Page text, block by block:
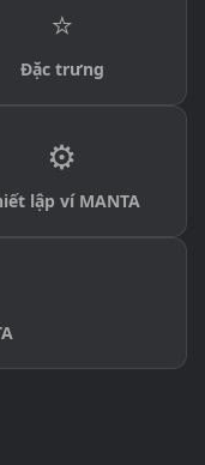
⭐
Đặc trưng
⚙️
lập ví MANTA